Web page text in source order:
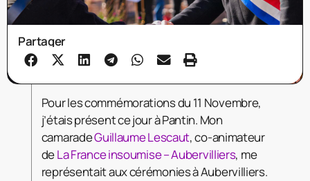
Partager
Pour les commémorations du 11 Novembre,
j’étais présent ce jour à Pantin. Mon
camaradeGuillaume Lescaut, co-animateur
deLa France insoumise – Aubervilliers, me
représentait aux cérémonies à Aubervilliers.